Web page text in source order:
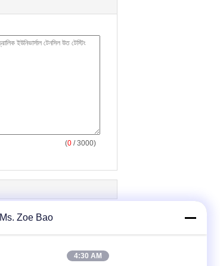
(0 / 3000)
Ms. Zoe Bao
4:30 AM